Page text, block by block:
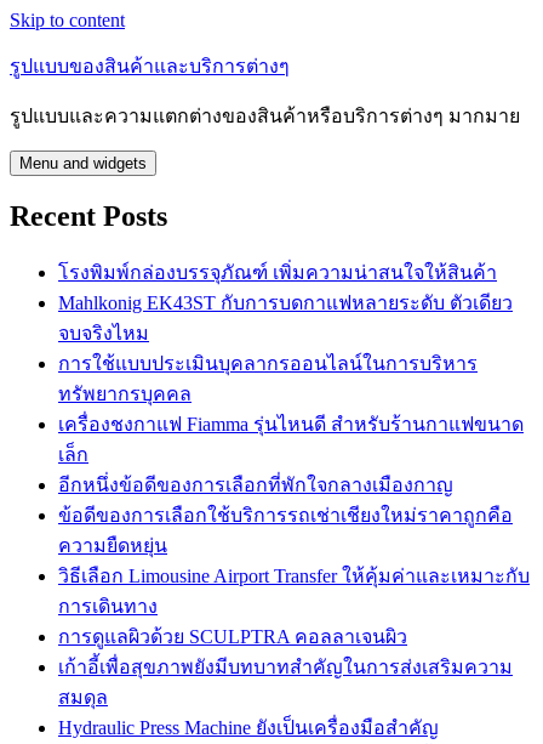
Skip to content
รูปแบบของสินค้าและบริการต่างๆ
รูปแบบและความแตกต่างของสินค้าหรือบริการต่างๆ มากมาย
Menu and widgets
Recent Posts
โรงพิมพ์กล่องบรรจุภัณฑ์ เพิ่มความน่าสนใจให้สินค้า
Mahlkonig EK43ST กับการบดกาแฟหลายระดับ ตัวเดียว
จบจริงไหม
การใช้แบบประเมินบุคลากรออนไลน์ในการบริหาร
ทรัพยากรบุคคล
เครื่องชงกาแฟ Fiamma รุ่นไหนดี สำหรับร้านกาแฟขนาด
เล็ก
อีกหนึ่งข้อดีของการเลือกที่พักใจกลางเมืองกาญ
ข้อดีของการเลือกใช้บริการรถเช่าเชียงใหม่ราคาถูกคือ
ความยืดหยุ่น
วิธีเลือก Limousine Airport Transfer ให้คุ้มค่าและเหมาะกับ
การเดินทาง
การดูแลผิวด้วย SCULPTRA คอลลาเจนผิว
เก้าอี้เพื่อสุขภาพยังมีบทบาทสำคัญในการส่งเสริมความ
สมดุล
Hydraulic Press Machine ยังเป็นเครื่องมือสำคัญ